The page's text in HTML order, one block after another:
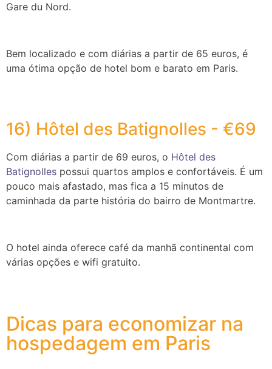
Gare du Nord.
Bem localizado e com diárias a partir de 65 euros, é
uma ótima opção de hotel bom e barato em Paris.
16) Hôtel des Batignolles - €69
Com diárias a partir de 69 euros, o Hôtel des
Batignolles possui quartos amplos e confortáveis. É um
pouco mais afastado, mas fica a 15 minutos de
caminhada da parte história do bairro de Montmartre.
O hotel ainda oferece café da manhã continental com
várias opções e wifi gratuito.
Dicas para economizar na
hospedagem em Paris